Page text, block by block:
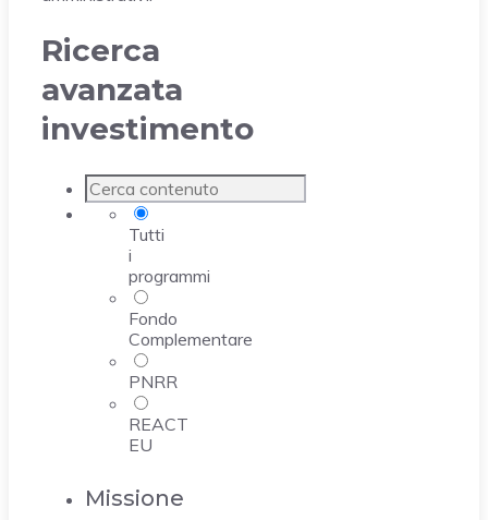
Ricerca
avanzata
investimento
Tutti
i
programmi
Fondo
Complementare
PNRR
REACT
EU
Missione